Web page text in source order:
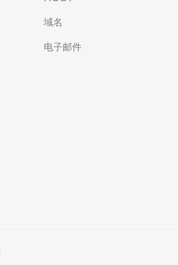
域名
电子邮件